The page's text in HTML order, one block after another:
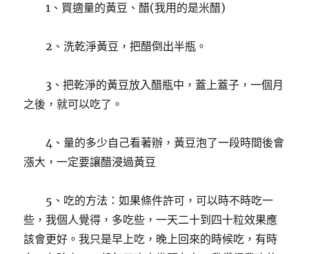
1、買適量的黃豆、醋(我用的是米醋)
2、洗乾淨黃豆，把醋倒出半瓶。
3、把乾淨的黃豆放入醋瓶中，蓋上蓋子，一個月
之後，就可以吃了。
4、量的多少自己看著辦，黃豆泡了一段時間後會
漲大，一定要讓醋浸過黃豆
5、吃的方法：如果條件許可，可以時不時吃一
些，我個人覺得，多吃些，一天二十到四十粒效果應
該會更好。我只是早上吃，晚上回來的時候吃，有時